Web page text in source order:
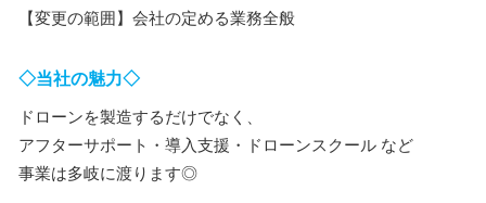
【変更の範囲】会社の定める業務全般
◇当社の魅力◇
ドローンを製造するだけでなく、
アフターサポート・導入支援・ドローンスクール など
事業は多岐に渡ります◎